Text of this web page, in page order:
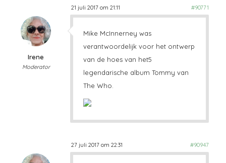
21 juli 2017 om 21:11 #90771
Irene
Moderator
Mike McInnerney was
verantwoordelijk voor het ontwerp
van de hoes van het5
legendarische album Tommy van
The Who.
27 juli 2017 om 22:31 #90947